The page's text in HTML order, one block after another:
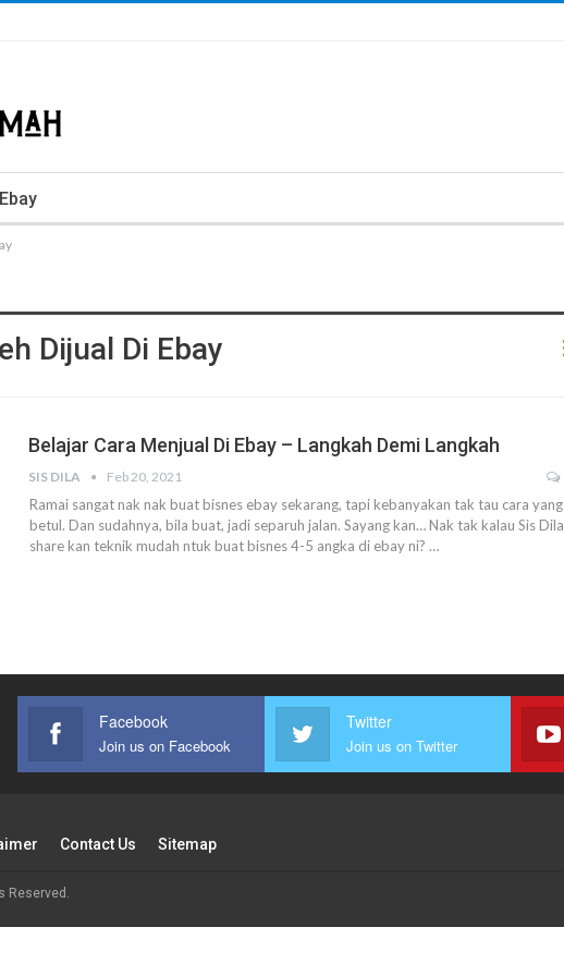
Dijual Di Ebay
Belajar Cara Menjual Di Ebay – Langkah Demi Langkah
SIS DILA Feb 20, 2021
Ramai sangat nak nak buat bisnes ebay sekarang, tapi kebanyakan tak tau cara yang
betul. Dan sudahnya, bila buat, jadi separuh jalan. Sayang kan… Nak tak kalau Sis Dila
share kan teknik mudah ntuk buat bisnes 4-5 angka di ebay ni? …
Facebook
Join us on Facebook
Twitter
Join us on Twitter
Contact Us Sitemap
Reserved.